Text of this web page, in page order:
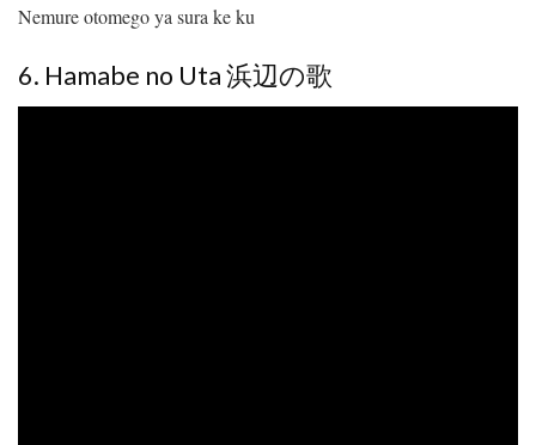
Nemure otomego ya sura ke ku
6. Hamabe no Uta 浜辺の歌